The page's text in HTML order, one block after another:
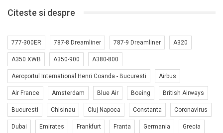
Citeste si despre
777-300ER 787-8 Dreamliner 787-9 Dreamliner A320
A350 XWB A350-900 A380-800
Aeroportul International Henri Coanda - Bucuresti Airbus
Air France Amsterdam Blue Air Boeing British Airways
Bucuresti Chisinau Cluj-Napoca Constanta Coronavirus
Dubai Emirates Frankfurt Franta Germania Grecia